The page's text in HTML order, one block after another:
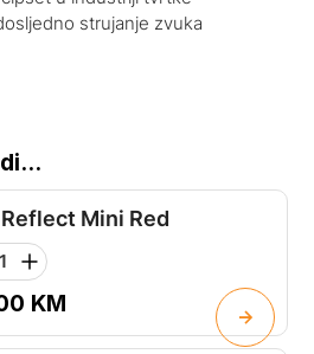
strujanje zvuka
Mini Red
KM